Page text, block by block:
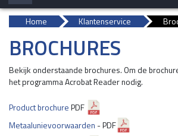
Home Klantenservice
BROCHURES
Bekijk onderstaande brochures. Om de
het programma Acrobat Reader nodig.
Product brochurePDF
Metaalunievoorwaarden - PDF